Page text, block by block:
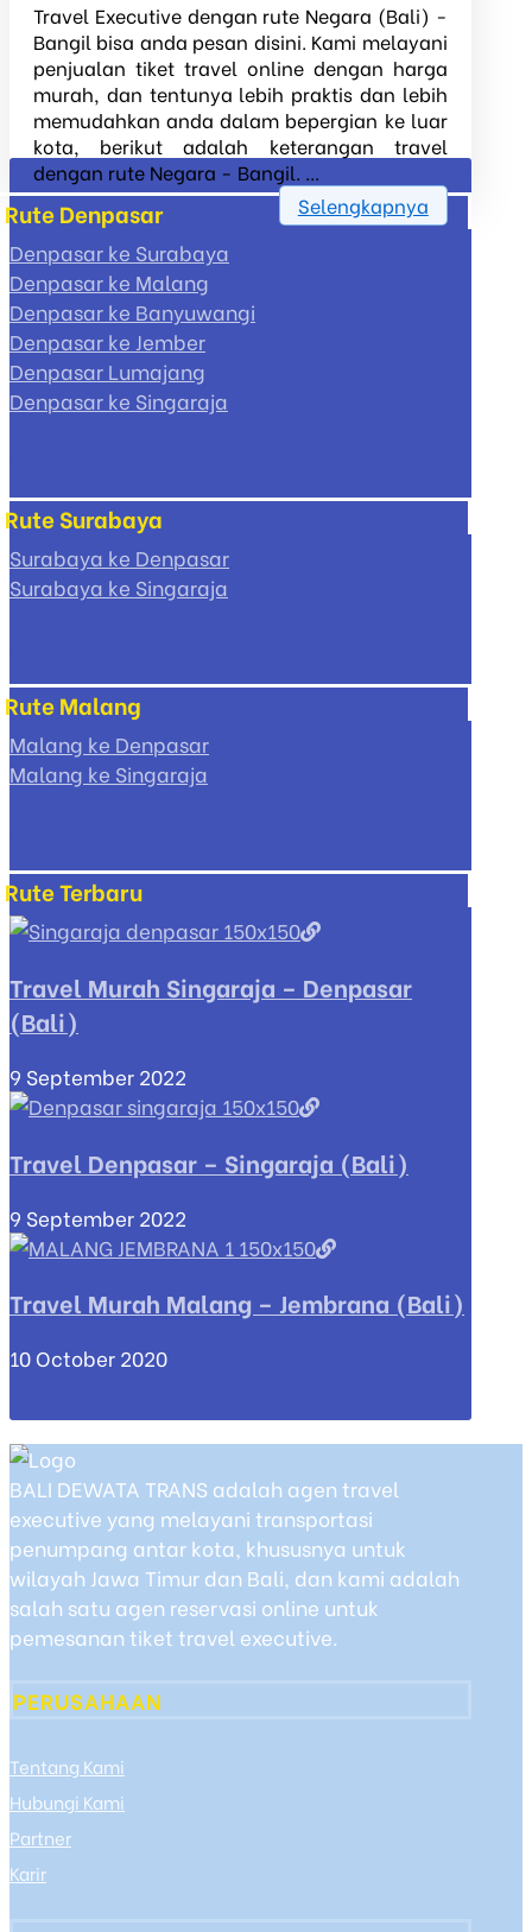
Travel Executive dengan rute Negara (Bali) -
Bangil bisa anda pesan disini. Kami melayani
penjualan tiket travel online dengan harga
murah, dan tentunya lebih praktis dan lebih
memudahkan anda dalam bepergian ke luar
kota, berikut adalah keterangan travel
dengan rute Negara - Bangil. ...
Selengkapnya
Rute Denpasar
Denpasar ke Surabaya
Denpasar ke Malang
Denpasar ke Banyuwangi
Denpasar ke Jember
Denpasar Lumajang
Denpasar ke Singaraja
Rute Surabaya
Surabaya ke Denpasar
Surabaya ke Singaraja
Rute Malang
Malang ke Denpasar
Malang ke Singaraja
Rute Terbaru
Travel Murah Singaraja – Denpasar
(Bali)
9 September 2022
Travel Denpasar – Singaraja (Bali)
9 September 2022
Travel Murah Malang – Jembrana (Bali)
10 October 2020
BALI DEWATA TRANS adalah agen travel
executive yang melayani transportasi
penumpang antar kota, khususnya untuk
wilayah Jawa Timur dan Bali, dan kami adalah
salah satu agen reservasi online untuk
pemesanan tiket travel executive.
PERUSAHAAN
Tentang Kami
Hubungi Kami
Partner
Karir